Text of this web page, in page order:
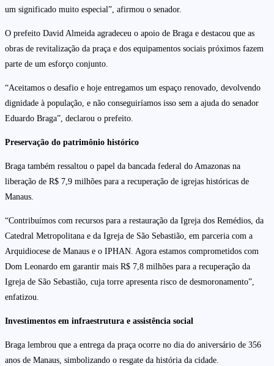
um significado muito especial”, afirmou o senador.
O prefeito David Almeida agradeceu o apoio de Braga e destacou que as
obras de revitalização da praça e dos equipamentos sociais próximos fazem
parte de um esforço conjunto.
“Aceitamos o desafio e hoje entregamos um espaço renovado, devolvendo
dignidade à população, e não conseguiríamos isso sem a ajuda do senador
Eduardo Braga”, declarou o prefeito.
Preservação do patrimônio histórico
Braga também ressaltou o papel da bancada federal do Amazonas na
liberação de R$ 7,9 milhões para a recuperação de igrejas históricas de
Manaus.
“Contribuímos com recursos para a restauração da Igreja dos Remédios, da
Catedral Metropolitana e da Igreja de São Sebastião, em parceria com a
Arquidiocese de Manaus e o IPHAN. Agora estamos comprometidos com
Dom Leonardo em garantir mais R$ 7,8 milhões para a recuperação da
Igreja de São Sebastião, cuja torre apresenta risco de desmoronamento”,
enfatizou.
Investimentos em infraestrutura e assistência social
Braga lembrou que a entrega da praça ocorre no dia do aniversário de 356
anos de Manaus, simbolizando o resgate da história da cidade.